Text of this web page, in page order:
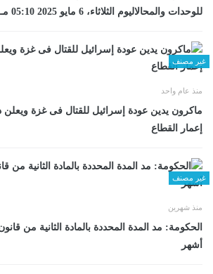
للوحدات والمحالاليوم الثلاثاء، 6 مايو 2025 05:10 مـ
غير مصنف
منذ عام واحد
ماكرون يدين عودة إسرائيل للقتال فى غزة
إعمار القطاع
غير مصنف
منذ شهرين
أشهر